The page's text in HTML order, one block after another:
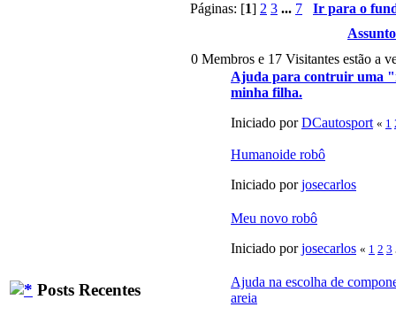
Posts Recentes
Páginas: [1] 2 3 ... 7
Ir para o
Assunto
0 Membros e 17 Visitantes estão a
Ajuda para contruir uma
minha filha.
Iniciado porDCautosport « 1
Humanoide robô
Iniciado porjosecarlos
Meu novo robô
Iniciado porjosecarlos « 1 2 3
Ajuda na escolha de
areia